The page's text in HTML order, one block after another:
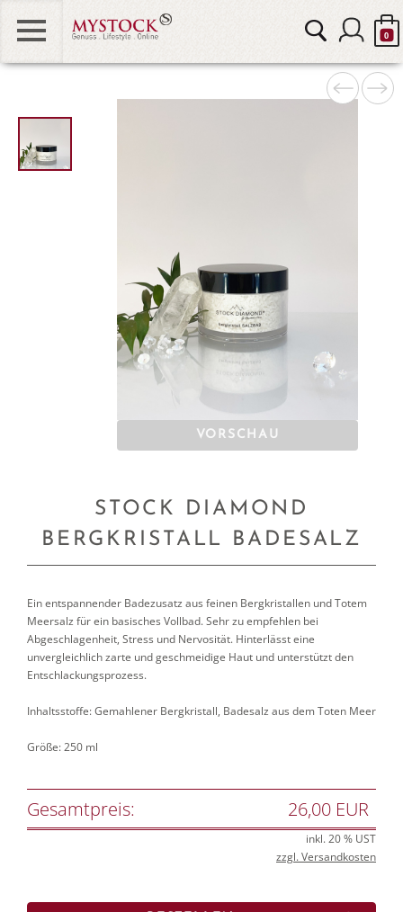
0
STOCK HOME
GUTSCHEINE
alt="STOCK
DIAMOND
VORSCHAU
STOCK DIAMOND
BERGKRISTALL BADESALZ
Ein entspannender Badezusatz aus feinen Bergkristallen und Totem
Meersalz für ein basisches Vollbad. Sehr zu empfehlen bei
Abgeschlagenheit, Stress und Nervosität. Hinterlässt eine
unvergleichlich zarte und geschmeidige Haut und unterstützt den
Entschlackungsprozess.
Inhaltsstoffe: Gemahlener Bergkristall, Badesalz aus dem Toten Meer
Größe: 250 ml
Gesamtpreis: 26,00 EUR
inkl. 20 % UST
zzgl. Versandkosten